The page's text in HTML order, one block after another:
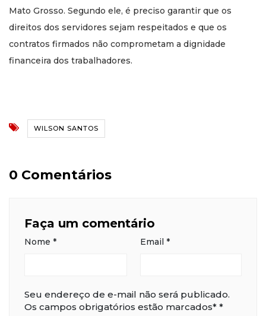
Mato Grosso. Segundo ele, é preciso garantir que os
direitos dos servidores sejam respeitados e que os
contratos firmados não comprometam a dignidade
financeira dos trabalhadores.
WILSON SANTOS
0 Comentários
Faça um comentário
Nome * Email *
Seu endereço de e-mail não será publicado.
Os campos obrigatórios estão marcados* *